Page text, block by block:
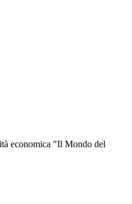
economica "Il Mondo del